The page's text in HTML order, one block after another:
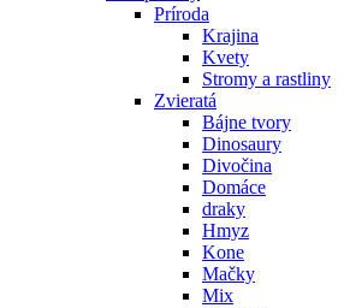
Príroda
Krajina
Kvety
Stromy a rastliny
Zvieratá
Bájne tvory
Dinosaury
Divočina
Domáce
draky
Hmyz
Kone
Mačky
Mix